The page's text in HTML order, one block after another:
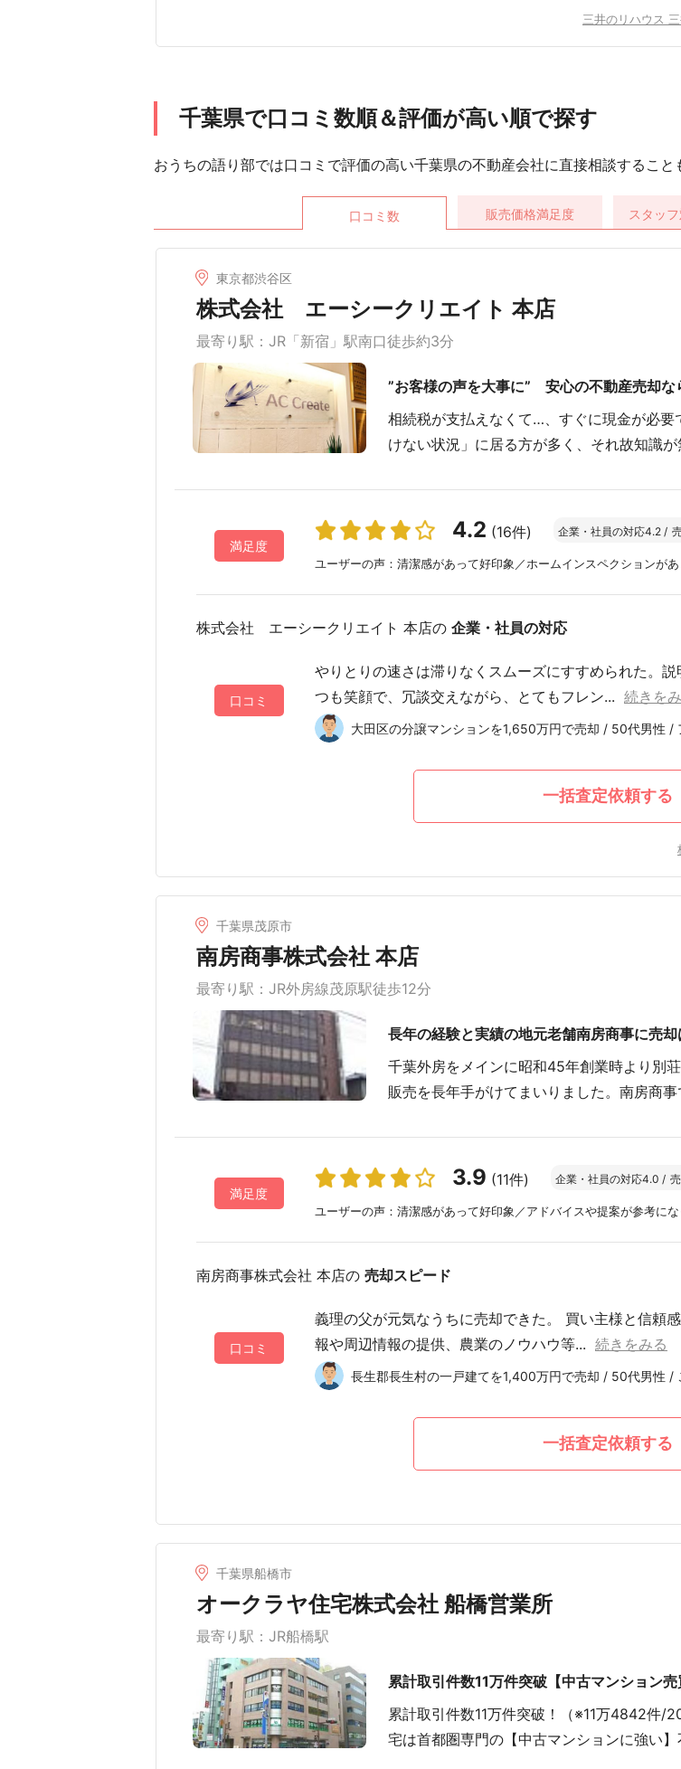
三井のリハウス
千葉県で口コミ数順＆評価が高い順で探す
おうちの語り部では口コミで評価の高い千葉県の不動産会社に直接相談すること
口コミ数 販売価格満足度 スタッ
東京都渋谷区
株式会社 エーシークリエイト 本店
最寄り駅：JR「新宿」駅南口徒歩約3分
”お客様の声を大事に” 安心の不動産売却な
相続税が支払えなくて…、すぐに現金が必
けない状況」に居る方が多く、それ故知識
満足度
4.2 (16件) 企業・社員の対応4.2 /
ユーザーの声：清潔感があって好印象／ホームインスペクションが
株式会社 エーシークリエイト 本店の 企業・社員の対応
口コミ
やりとりの速さは滞りなくスムーズにすすめられた。
つも笑顔で、冗談交えながら、とてもフレン... 続きを
大田区の分譲マンションを1,650万円で売却 / 50代男性 /
一括査定依頼する
千葉県茂原市
南房商事株式会社 本店
最寄り駅：JR外房線茂原駅徒歩12分
長年の経験と実績の地元老舗南房商事に売却
千葉外房をメインに昭和45年創業時より別
販売を長年手がけてまいりました。南房商
満足度
3.9 (11件) 企業・社員の対応4.0 /
ユーザーの声：清潔感があって好印象／アドバイスや提案が参考に
南房商事株式会社 本店の 売却スピード
口コミ
義理の父が元気なうちに売却できた。 買い主様と信頼
報や周辺情報の提供、農業のノウハウ等... 続きをみる
長生郡長生村の一戸建てを1,400万円で売却 / 50代男性 /
一括査定依頼する
千葉県船橋市
オークラヤ住宅株式会社 船橋営業所
最寄り駅：JR船橋駅
累計取引件数11万件突破【中古マンション
累計取引件数11万件突破！（※11万4842件
宅は首都圏専門の【中古マンションに強い】